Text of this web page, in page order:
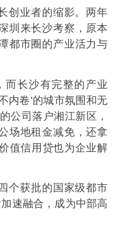
创业者的缩影。两年
圳来长沙考察，原本
都市圈的产业活力与
而长沙有完整的产业
内卷’的城市氛围和无
公司落户湘江新区，
场地租金减免，还拿
值信用贷也为企业解
个获批的国家级都市
速融合，成为中部高